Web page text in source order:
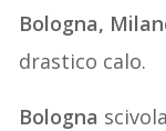
Bologna,
drastico calo.
Bologna